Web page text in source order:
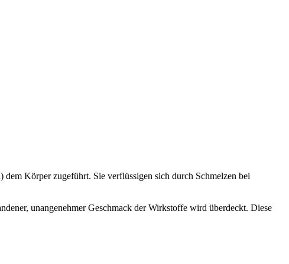
Körper zugeführt. Sie verflüssigen sich durch Schmelzen bei
unangenehmer Geschmack der Wirkstoffe wird überdeckt. Diese